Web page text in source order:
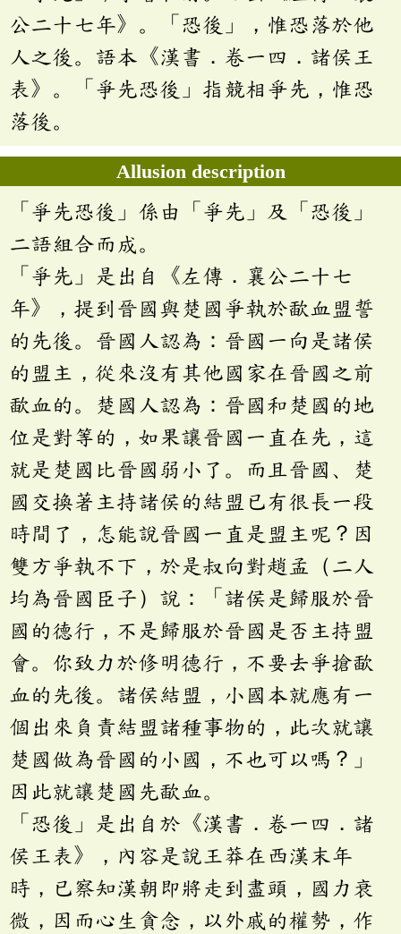
公二十七年》。「恐後」，惟恐落於他
人之後。語本《漢書．卷一四．諸侯王
表》。「爭先恐後」指競相爭先，惟恐
落後。
Allusion description
「爭先恐後」係由「爭先」及「恐後」
二語組合而成。
「爭先」是出自《左傳．襄公二十七
年》，提到晉國與楚國爭執於歃血盟誓
的先後。晉國人認為：晉國一向是諸侯
的盟主，從來沒有其他國家在晉國之前
歃血的。楚國人認為：晉國和楚國的地
位是對等的，如果讓晉國一直在先，這
就是楚國比晉國弱小了。而且晉國、楚
國交換著主持諸侯的結盟已有很長一段
時間了，怎能說晉國一直是盟主呢？因
雙方爭執不下，於是叔向對趙孟（二人
均為晉國臣子）說：「諸侯是歸服於晉
國的德行，不是歸服於晉國是否主持盟
會。你致力於修明德行，不要去爭搶歃
血的先後。諸侯結盟，小國本就應有一
個出來負責結盟諸種事物的，此次就讓
楚國做為晉國的小國，不也可以嗎？」
因此就讓楚國先歃血。
「恐後」是出自於《漢書．卷一四．諸
侯王表》，內容是說王莽在西漢末年
時，已察知漢朝即將走到盡頭，國力衰
微，因而心生貪念，以外戚的權勢，作